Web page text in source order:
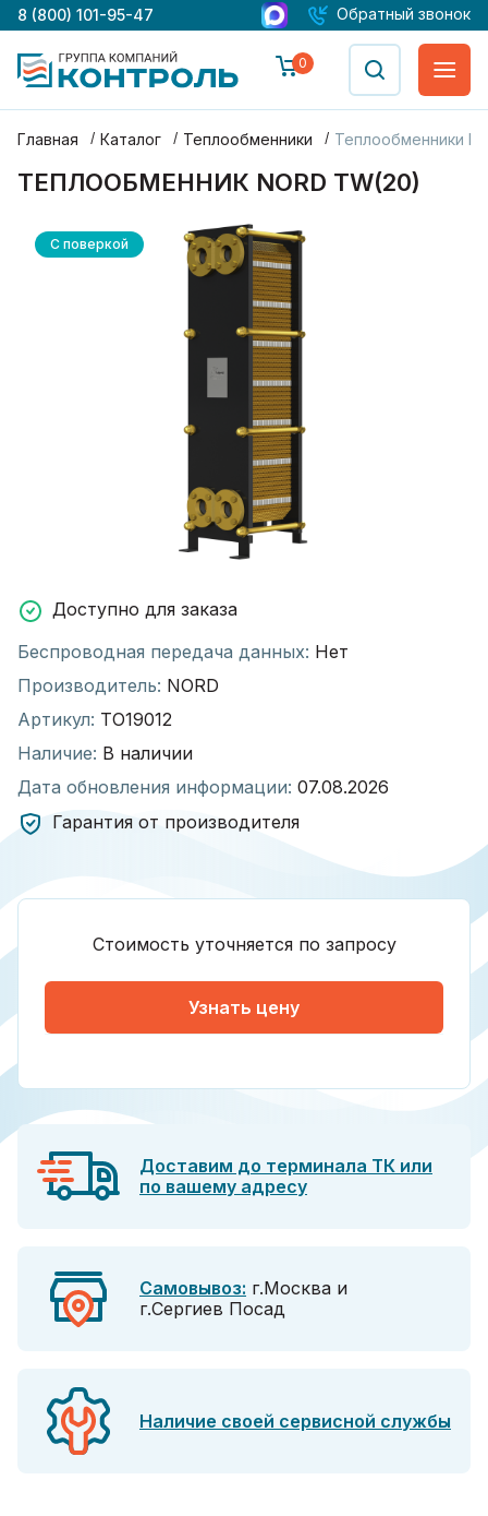
8 (800) 101-95-47 Обратный звонок
0
Главная Каталог Теплообменники Теплообменники
ТЕПЛООБМЕННИК NORD TW(20)
С поверкой
Доступно для заказа
Беспроводная передача данных: Нет
Производитель: NORD
Артикул: ТО19012
Наличие: В наличии
Дата обновления информации: 07.08.2026
Гарантия от производителя
Стоимость уточняется по запросу
Узнать цену
Доставим до терминала ТК или
по вашему адресу
Самовывоз: г.Москва и
г.Сергиев Посад
Наличие своей сервисной службы